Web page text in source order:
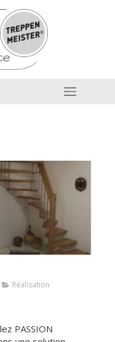
Réalisation
PASSION